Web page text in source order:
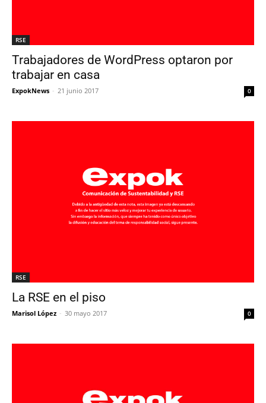
RSE
Trabajadores de WordPress optaron por
trabajar en casa
ExpokNews - 21 junio 2017 0
RSE
La RSE en el piso
Marisol López - 30 mayo 2017 0